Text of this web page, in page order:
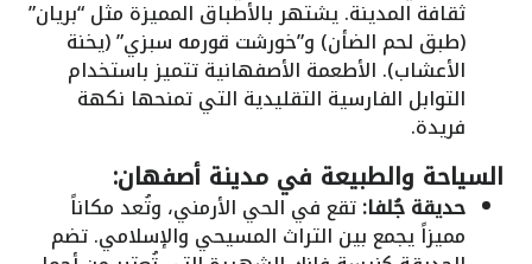
ثقافة المدينة. يشتهر بالأطباق المميزة مثل “بريان”
(طبق لحم الضأن) و”خورشت قورمه سبزي” (يخنة
الأعشاب). الأطعمة الأصفهانية تتميز باستخدام
التوابل الفارسية التقليدية التي تمنحها نكهة
فريدة.
السياحة والطبيعة في مدينة أصفهان:
حديقة جُلفا:تقع في الحي الأرمني، وتُعد مكاناً
مميزاً يجمع بين التراث المسيحي والإسلامي. تضم